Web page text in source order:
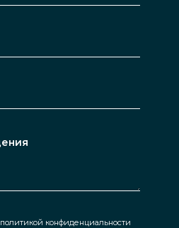
политикой конфиденциальности